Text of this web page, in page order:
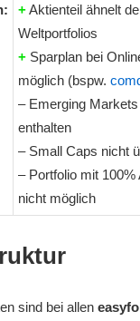
+Aktienteil ähnelt
Weltportfolios
+ Sparplan bei
möglich (bspw.
– Emerging
enthalten
– Small Caps nicht
– Portfolio mit 100%
nicht möglich
sind bei allen